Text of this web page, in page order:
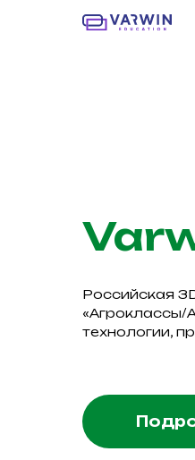
Российская
«Агроклассы/
технологии,